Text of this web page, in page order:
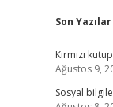
Son Yazılar
Kırmızı
Ağustos 9,
Sosyal
giriş